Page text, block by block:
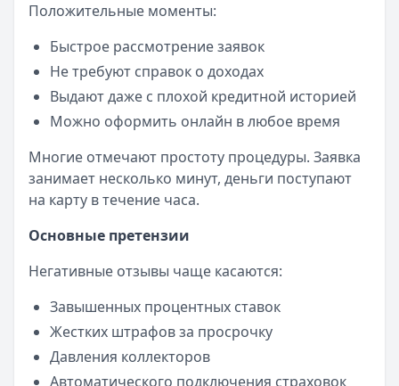
Положительные моменты:
Быстрое рассмотрение заявок
Не требуют справок о доходах
Выдают даже с плохой кредитной историей
Можно оформить онлайн в любое время
Многие отмечают простоту процедуры. Заявка
занимает несколько минут, деньги поступают
на карту в течение часа.
Основные претензии
Негативные отзывы чаще касаются:
Завышенных процентных ставок
Жестких штрафов за просрочку
Давления коллекторов
Автоматического подключения страховок